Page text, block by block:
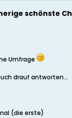
schönste
Umfrage
drauf antworten...
(die erste)